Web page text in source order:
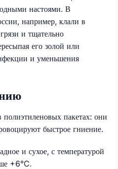
настоями. В
например, клали в
и тщательно
его золой или
и уменьшения
полиэтиленовых пакетах: они
быстрое гниение.
и сухое, с температурой
+6°C.